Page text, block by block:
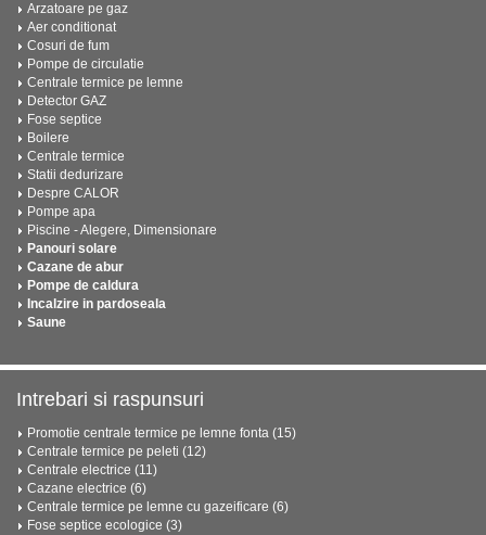
Arzatoare pe gaz
Aer conditionat
Cosuri de fum
Pompe de circulatie
Centrale termice pe lemne
Detector GAZ
Fose septice
Boilere
Centrale termice
Statii dedurizare
Despre CALOR
Pompe apa
Piscine - Alegere, Dimensionare
Panouri solare
Cazane de abur
Pompe de caldura
Incalzire in pardoseala
Saune
Intrebari si raspunsuri
Promotie centrale termice pe lemne fonta (15)
Centrale termice pe peleti (12)
Centrale electrice (11)
Cazane electrice (6)
Centrale termice pe lemne cu gazeificare (6)
Fose septice ecologice (3)